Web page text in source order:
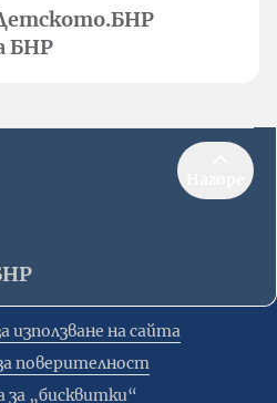
БНР
използване на сайта
поверителност
„бисквитки“